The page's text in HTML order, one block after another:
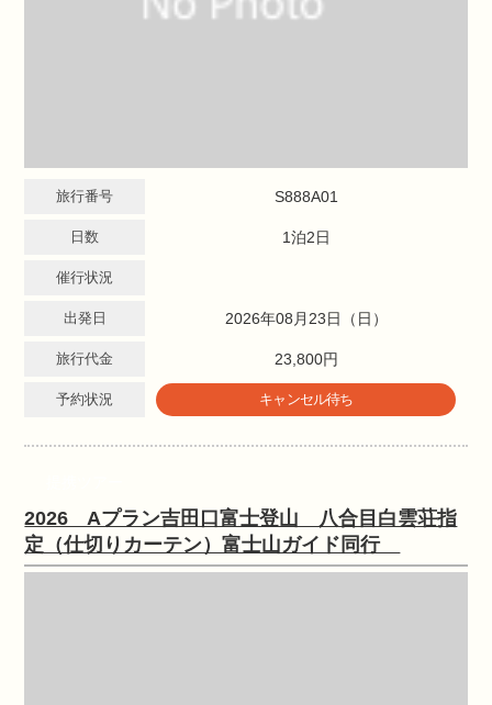
旅行番号 S888A01
日数 1泊2日
催行状況
出発日 2026年08月23日（日）
旅行代金 23,800円
予約状況 キャンセル待ち
2026 Aプラン吉田口富士登山 八合目白雲荘指
定（仕切りカーテン）富士山ガイド同行